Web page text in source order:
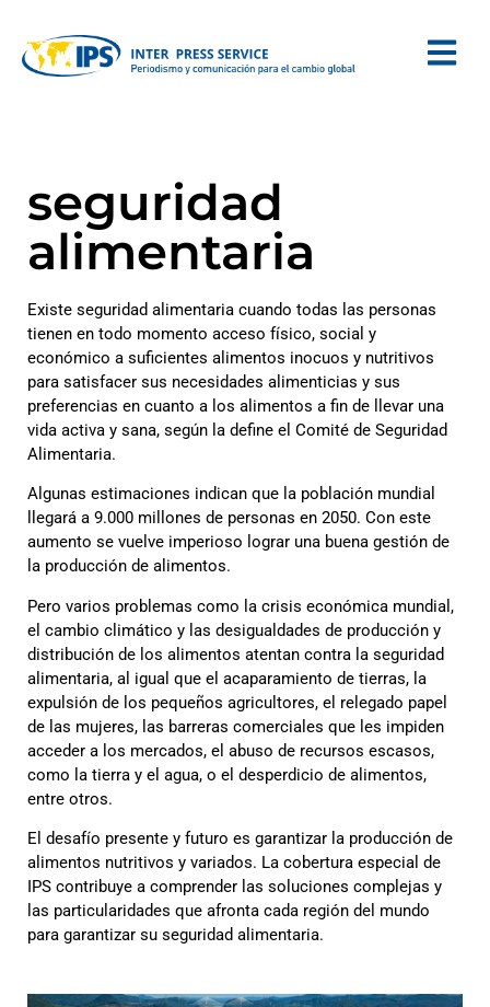
seguridad
alimentaria
Existe seguridad alimentaria cuando todas las personas
tienen en todo momento acceso físico, social y
económico a suficientes alimentos inocuos y nutritivos
para satisfacer sus necesidades alimenticias y sus
preferencias en cuanto a los alimentos a fin de llevar una
vida activa y sana, según la define el Comité de Seguridad
Alimentaria.
Algunas estimaciones indican que la población mundial
llegará a 9.000 millones de personas en 2050. Con este
aumento se vuelve imperioso lograr una buena gestión de
la producción de alimentos.
Pero varios problemas como la crisis económica mundial,
el cambio climático y las desigualdades de producción y
distribución de los alimentos atentan contra la seguridad
alimentaria, al igual que el acaparamiento de tierras, la
expulsión de los pequeños agricultores, el relegado papel
de las mujeres, las barreras comerciales que les impiden
acceder a los mercados, el abuso de recursos escasos,
como la tierra y el agua, o el desperdicio de alimentos,
entre otros.
El desafío presente y futuro es garantizar la producción de
alimentos nutritivos y variados. La cobertura especial de
IPS contribuye a comprender las soluciones complejas y
las particularidades que afronta cada región del mundo
para garantizar su seguridad alimentaria.